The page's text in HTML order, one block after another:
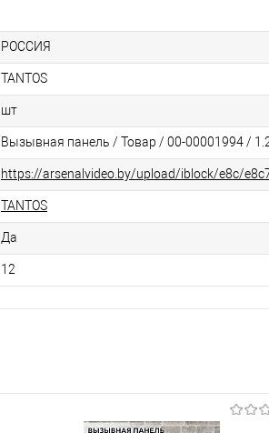
РОССИЯ
TANTOS
шт
Вызывная панель / Товар / 00-00001994 /
https://arsenalvideo.by/upload/iblock/e8c/
TANTOS
Да
12